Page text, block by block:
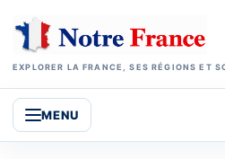
EXPLORER LA FRANCE, SES RÉGIONS ET
MENU